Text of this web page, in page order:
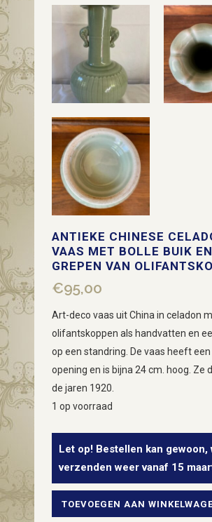
ANTIEKE CHINESE
VAAS MET BOLLE BUIK EN
GREPEN VAN
€95,00
Art-deco vaas uit China in celadon
olifantskoppen als handvatten en
op een standring. De vaas heeft
opening en is bijna 24 cm. hoog. Ze
de jaren 1920.
1 op voorraad
Let op! Bestellen kan gewoon,
verzenden weer vanaf 15
Antieke
TOEVOEGEN AAN